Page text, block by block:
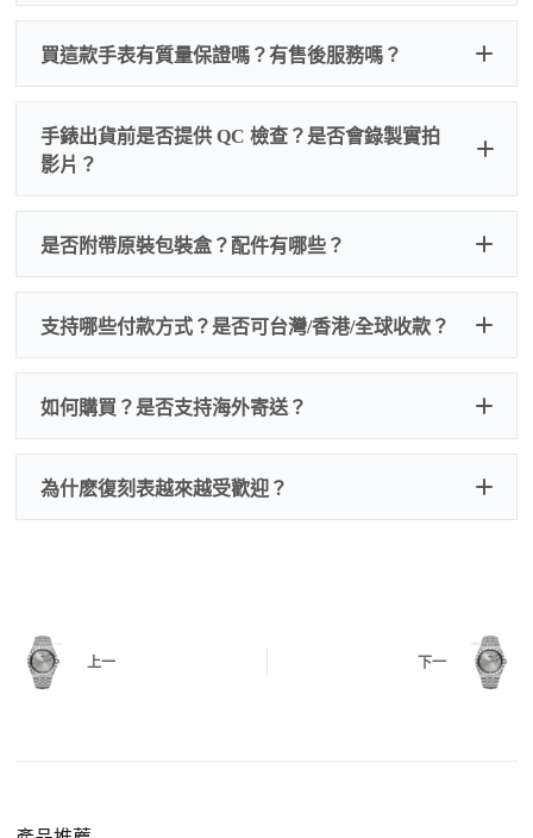
買這款手表有質量保證嗎？有售後服務嗎？
為事故，免費維修三年
人為事故我們只收更換配件
手錶出貨前是否提供 QC 檢查？是否會錄製實拍
影片？
質檢查
度、錶帶等部位是否完好無瑕、貼合緊密。
是否有異音，再根據款式進行上弦與功能測試。
給您確認，確定沒有問題後才會安排出貨。
是否附帶原裝包裝盒？配件有哪些？
我們默認會提供普通盒子，如果需要原裝盒子可
以找我們搭配，選擇原裝盒子附屬配件：原裝盒
如是鋼帶手錶會贈送拆錶帶工具。
注：部分原裝盒子需要加錢購買，價格也不貴。
支持哪些付款方式？是否可台灣/香港/全球收款？
交易方式
如何購買？是否支持海外寄送？
請先透過網站上的聯繫方式與我們取得聯繫，將您感
為什麽復刻表越來越受歡迎？
：以原裝價格的十分之一即可享受相
同外觀與佩戴質感。
上一 下一